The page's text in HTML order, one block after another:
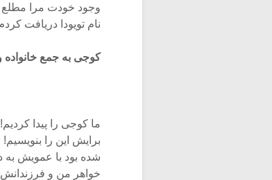
وجود خودت مرا مطلع
نام تویودا دریافت
کوجی به جمع خانواده
ما کوجی را پیدا
برایش این را
شده بود با عمویش به
خواهر من و